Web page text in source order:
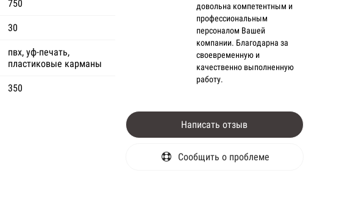
750
30
пвх, уф-печать,
пластиковые карманы
350
довольна компетентным и
профессиональным
персоналом Вашей
компании. Благодарна за
своевременную и
качественно выполненную
работу.
Написать отзыв
Сообщить о проблеме